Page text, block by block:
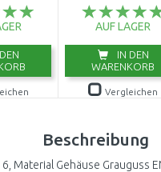
AUF LAGER
IN DEN
WARENKORB
Vergleichen
Beschreibung
Material Gehäuse Grauguss